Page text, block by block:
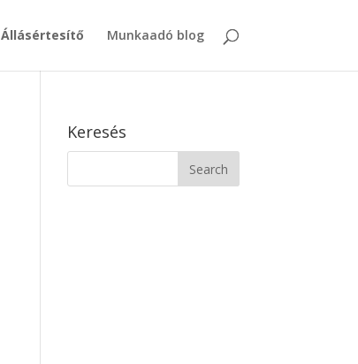
Állásértesítő Munkaadó blog
Keresés